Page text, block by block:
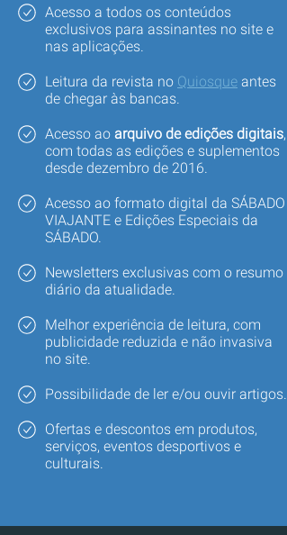
Acesso a todos os conteúdos
exclusivos para assinantes no site e
nas aplicações.
Leitura da revista no Quiosque antes
de chegar às bancas.
Acesso ao arquivo de edições digitais,
com todas as edições e suplementos
desde dezembro de 2016.
Acesso ao formato digital da SÁBADO
VIAJANTE e Edições Especiais da
SÁBADO.
Newsletters exclusivas com o resumo
diário da atualidade.
Melhor experiência de leitura, com
publicidade reduzida e não invasiva
no site.
Possibilidade de ler e/ou ouvir artigos.
Ofertas e descontos em produtos,
serviços, eventos desportivos e
culturais.